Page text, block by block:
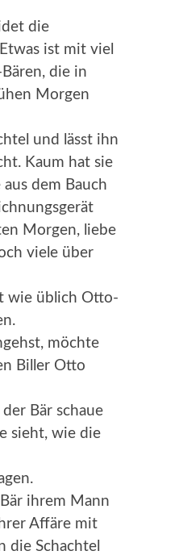
die
ist mit viel
die in
Morgen
und lässt ihn
Kaum hat sie
dem Bauch
Morgen, liebe
viele über
wie üblich Otto-
möchte
Biller Otto
Bär schaue
sieht, wie die
ihrem Mann
Affäre mit
die Schachtel